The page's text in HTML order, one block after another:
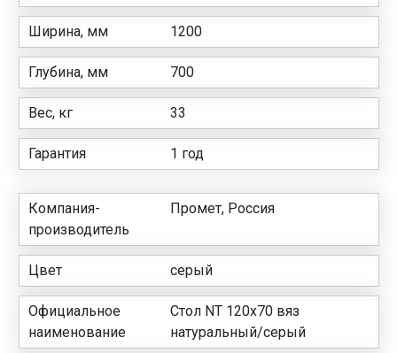
Ширина, мм 1200
Глубина, мм 700
Вес, кг 33
Гарантия 1 год
Компания-
производитель
Промет, Россия
Цвет серый
Официальное
наименование
Стол NT 120x70 вяз
натуральный/серый